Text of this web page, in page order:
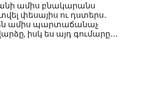
ամիս բնակարանս
փեսայիս ու դստերս․
ամիս պարտաճանաչ
իսկ ես այդ գումարը․․․